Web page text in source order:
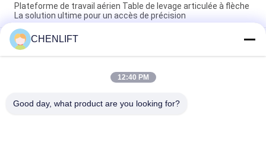
Plateforme de travail aérien Table de levage articulée à flèche
La solution ultime pour un accès de précision
20.5m Hauteur de travail Plateforme de travail aérienne
Télécopieur Boom Lift Portée inégalée pour le travail sur une
hauteur
Hauteur de travail de 26,2 m, nacelle télescopique de 86 pieds
CHENLIFT
12:40 PM
Good day, what product are you looking for?